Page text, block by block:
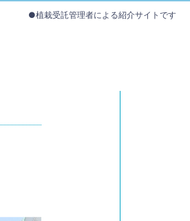
●植栽受託管理者による紹介サイトです